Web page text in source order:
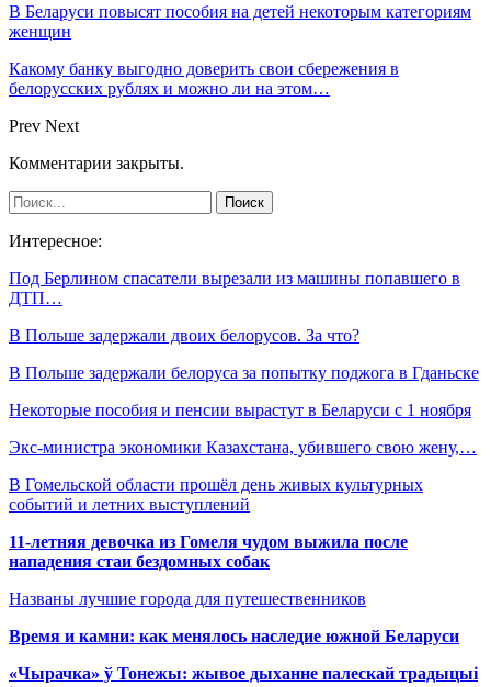
В Беларуси повысят пособия на детей некоторым категориям
женщин
Какому банку выгодно доверить свои сбережения в
белорусских рублях и можно ли на этом…
Prev Next
Комментарии закрыты.
Интересное:
Под Берлином спасатели вырезали из машины попавшего в
ДТП…
В Польше задержали двоих белорусов. За что?
В Польше задержали белоруса за попытку поджога в Гданьске
Некоторые пособия и пенсии вырастут в Беларуси с 1 ноября
Экс-министра экономики Казахстана, убившего свою жену,…
В Гомельской области прошёл день живых культурных
событий и летних выступлений
11-летняя девочка из Гомеля чудом выжила после
нападения стаи бездомных собак
Названы лучшие города для путешественников
Время и камни: как менялось наследие южной Беларуси
«Чырачка» ў Тонежы: жывое дыханне палескай традыцыі